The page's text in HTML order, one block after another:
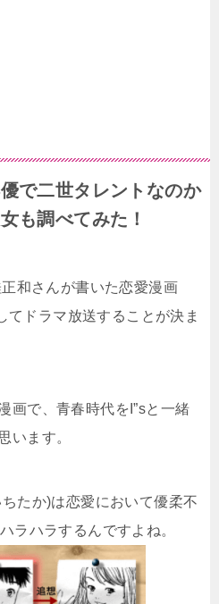
で二世タレントなのか
も調べてみた！
和さんが書いた恋愛漫画
てドラマ放送することが決ま
画で、青春時代をI”sと一緒
います。
たか)は恋愛において優柔不
ラハラするんですよね。